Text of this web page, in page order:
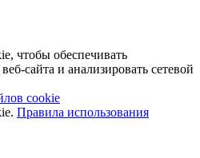
чтобы обеспечивать
сайта и анализировать сетевой
cookie
Правила использования